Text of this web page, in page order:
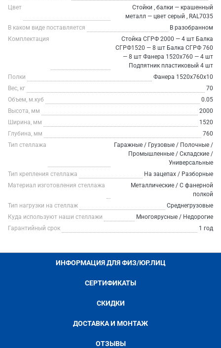
Цвет
Стойки , балки — крашенный
металл — цвет серый , RAL7035
В каком виде поставляется
В разобранном
Комплектация
Стойка СГРФ 2000 — 4 шт Балка
СГРФ1520 — 8 шт Балка СГРФ 760
— 8 шт Фанера 1520х760 — 4 шт
Подпятник пластиковый 4 шт
Полки
Фанера 1520х760х10
Вес, кг
70
Объем, м.куб
0.05
Высота, мм
2000
Ширина, мм
1520
Глубина, мм
760
Тип стеллажа
Гаражные / Грузовые / Полочные /
Промышленные / Складские /
Универсальные
Тип крепления стеллажа
На зацепах / Разборные
Материал изготовления стеллажа
Металлические / С фанерной
полкой
Тип нагрузки на стеллаж
Среднегрузовые
Куда используют наши стеллажи
Многоярусные / Недорогие
Гарантийный срок
1 год
ИНФОРМАЦИЯ ДЛЯ ФИЗ/ЮР.ЛИЦ
СЕРТИФИКАТЫ
СКИДКИ
ДОСТАВКА И МОНТАЖ
ОТЗЫВЫ